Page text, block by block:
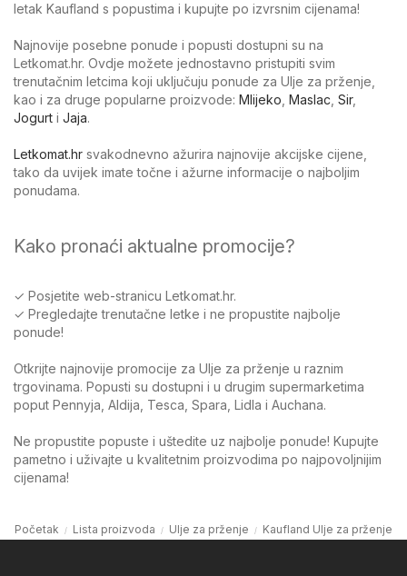
letak Kaufland s popustima i kupujte po izvrsnim cijenama!
Najnovije posebne ponude i popusti dostupni su na
Letkomat.hr. Ovdje možete jednostavno pristupiti svim
trenutačnim letcima koji uključuju ponude za Ulje za prženje,
kao i za druge popularne proizvode: Mlijeko Maslac Sir,
Jogurt i Jaja.
Letkomat.hr svakodnevno ažurira najnovije akcijske cijene,
tako da uvijek imate točne i ažurne informacije o najboljim
ponudama.
Kako pronaći aktualne promocije?
✓ Posjetite web-stranicu Letkomat.hr.
✓ Pregledajte trenutačne letke i ne propustite najbolje
ponude!
Otkrijte najnovije promocije za Ulje za prženje u raznim
trgovinama. Popusti su dostupni i u drugim supermarketima
poput Pennyja, Aldija, Tesca, Spara, Lidla i Auchana.
Ne propustite popuste i uštedite uz najbolje ponude! Kupujte
pametno i uživajte u kvalitetnim proizvodima po najpovoljnijim
cijenama!
Početak Lista proizvoda Ulje za prženje Kaufland Ulje za prženje